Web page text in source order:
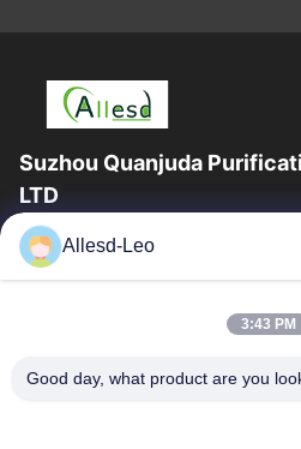
Suzhou Quanjuda
LTD
16years ervaring, als belangrijke
ESD & Cleanroom producten,
Huis
Allesd-Leo
3:43 PM
Good day, what product are you